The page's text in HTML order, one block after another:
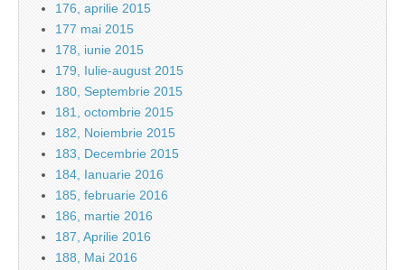
176, aprilie 2015
177 mai 2015
178, iunie 2015
179, Iulie-august 2015
180, Septembrie 2015
181, octombrie 2015
182, Noiembrie 2015
183, Decembrie 2015
184, Ianuarie 2016
185, februarie 2016
186, martie 2016
187, Aprilie 2016
188, Mai 2016